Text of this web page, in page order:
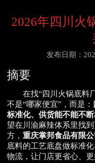
2026年四川火
发布日期：
摘要
在找“四川火锅底料
不是“哪家便宜”，而是：
标准化、供货能不能不
望在川渝麻辣体系里找
方， 重庆掌邦食品有限公
底料的工艺底盘做标准
物流，让门店更省心、更